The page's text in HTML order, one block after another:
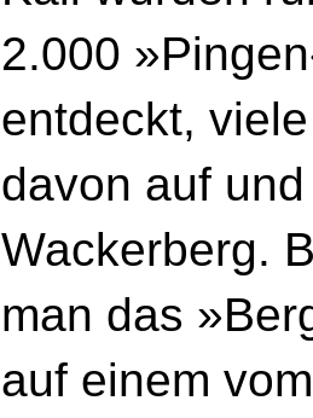
2.000
entdeckt, viele
davon auf
Wackerberg.
man das
auf einem